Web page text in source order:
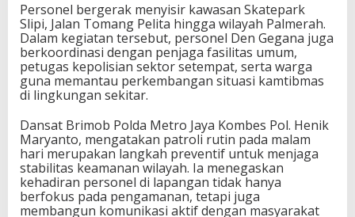
Personel bergerak menyisir kawasan Skatepark
Slipi, Jalan Tomang Pelita hingga wilayah Palmerah.
Dalam kegiatan tersebut, personel Den Gegana juga
berkoordinasi dengan penjaga fasilitas umum,
petugas kepolisian sektor setempat, serta warga
guna memantau perkembangan situasi kamtibmas
di lingkungan sekitar.
Dansat Brimob Polda Metro Jaya Kombes Pol. Henik
Maryanto, mengatakan patroli rutin pada malam
hari merupakan langkah preventif untuk menjaga
stabilitas keamanan wilayah. Ia menegaskan
kehadiran personel di lapangan tidak hanya
berfokus pada pengamanan, tetapi juga
membangun komunikasi aktif dengan masyarakat